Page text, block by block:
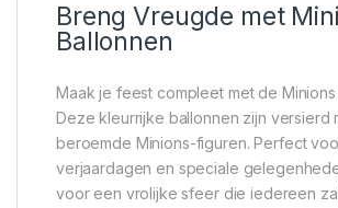
Breng Vreugde met
Ballonnen
Maak je feest compleet met de Minions
Deze kleurrijke ballonnen zijn versierd
beroemde Minions-figuren. Perfect
verjaardagen en speciale
voor een vrolijke sfeer die iedereen